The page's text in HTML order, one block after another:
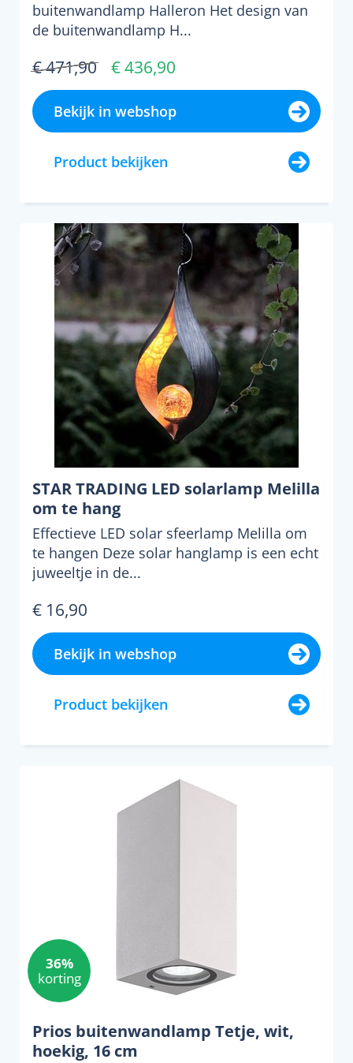
buitenwandlamp Halleron Het design van
de buitenwandlamp H...
€ 471,90 € 436,90
Bekijk in webshop
Product bekijken
STAR TRADING LED solarlamp Melilla
om te hang
Effectieve LED solar sfeerlamp Melilla om
te hangen Deze solar hanglamp is een echt
juweeltje in de...
€ 16,90
Bekijk in webshop
Product bekijken
36%
korting
Prios buitenwandlamp Tetje, wit,
hoekig, 16 cm